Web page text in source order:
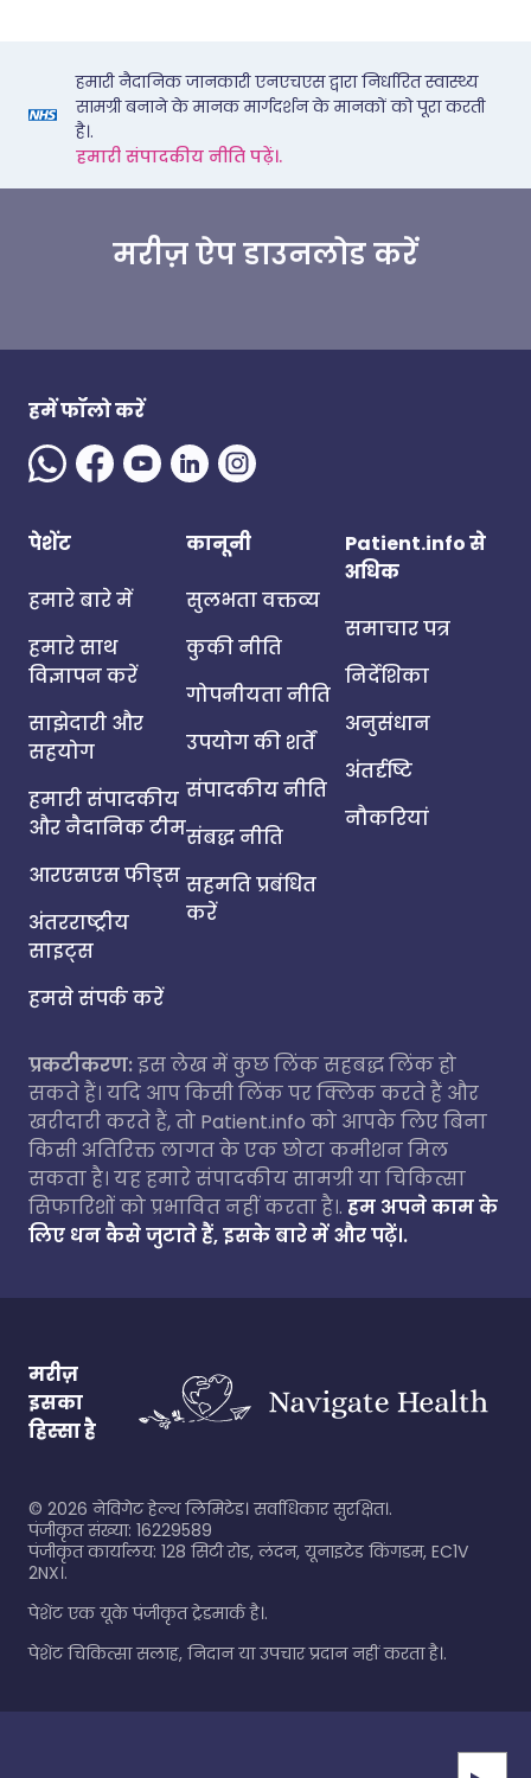
हमारी नैदानिक जानकारी एनएचएस द्वारा निर्धारित स्वास्थ्य
सामग्री बनाने के मानक मार्गदर्शन के मानकों को पूरा करती
है।.
हमारी संपादकीय नीति पढ़ें।.
मरीज़ ऐप डाउनलोड करें
हमें फॉलो करें
पेशेंट
हमारे बारे में
हमारे साथ
विज्ञापन करें
साझेदारी और
सहयोग
हमारी संपादकीय
और नैदानिक टीम
आरएसएस फीड्स
अंतरराष्ट्रीय
साइट्स
हमसे संपर्क करें
कानूनी
सुलभता वक्तव्य
कुकी नीति
गोपनीयता नीति
उपयोग की शर्तें
संपादकीय नीति
संबद्ध नीति
सहमति प्रबंधित
करें
Patient.info से
अधिक
समाचार पत्र
निर्देशिका
अनुसंधान
अंतर्दृष्टि
नौकरियां
प्रकटीकरण:इस लेख में कुछ लिंक सहबद्ध लिंक हो
सकते हैं। यदि आप किसी लिंक पर क्लिक करते हैं और
खरीदारी करते हैं, तो Patient.info को आपके लिए बिना
किसी अतिरिक्त लागत के एक छोटा कमीशन मिल
सकता है। यह हमारे संपादकीय सामग्री या चिकित्सा
सिफारिशों को प्रभावित नहीं करता है।. हम अपने काम के
लिए धन कैसे जुटाते हैं, इसके बारे में और पढ़ें।.
मरीज़
इसका
हिस्सा है
© 2026 नेविगेट हेल्थ लिमिटेड। सर्वाधिकार सुरक्षित।.
पंजीकृत संख्या: 16229589
पंजीकृत कार्यालय: 128 सिटी रोड, लंदन, यूनाइटेड किंगडम, EC1V
2NX।.
पेशेंट एक यूके पंजीकृत ट्रेडमार्क है।.
पेशेंट चिकित्सा सलाह, निदान या उपचार प्रदान नहीं करता है।.